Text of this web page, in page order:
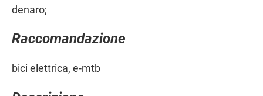
denaro;
Raccomandazione
bici elettrica, e-mtb